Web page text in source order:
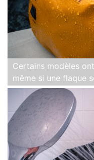
Certains modèles
même si une flaque